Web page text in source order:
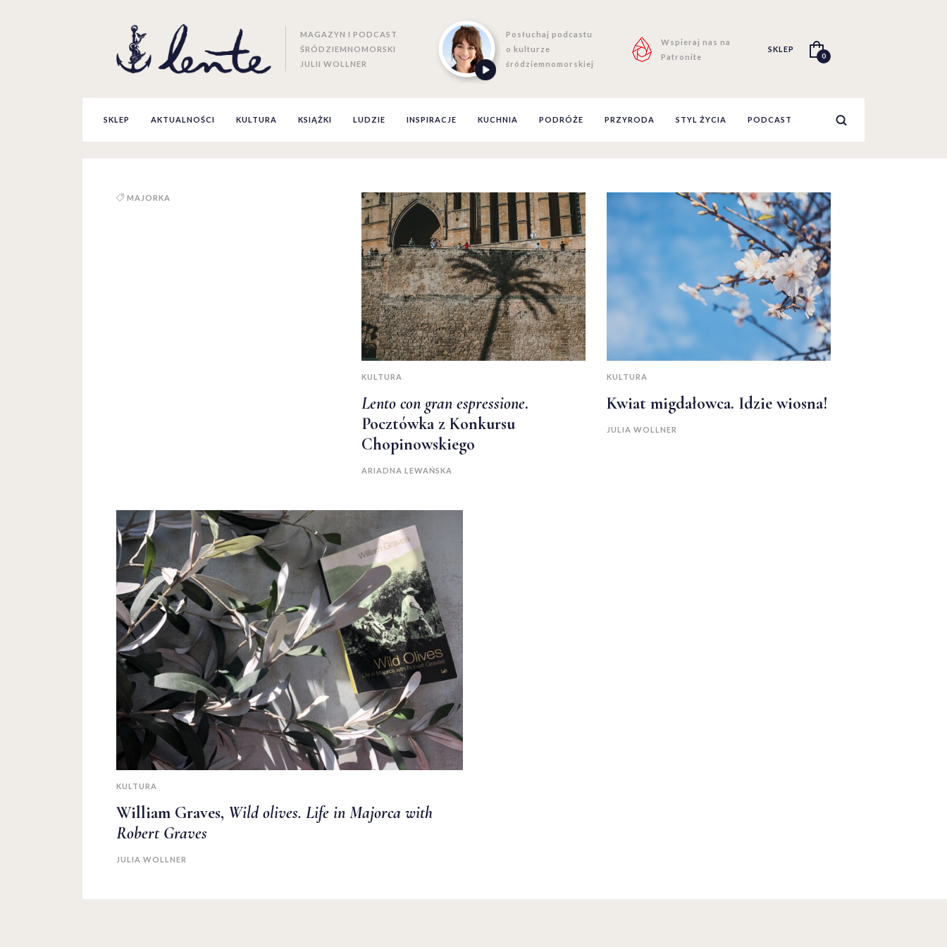
MAGAZYN I PODCAST
ŚRÓDZIEMNOMORSKI
JULII WOLLNER
Posłuchaj podcastu
o kulturze
śródziemnomorskiej
Wspieraj nas na
Patronite
SKLEP
0
SKLEP AKTUALNOŚCI KULTURA KSIĄŻKI LUDZIE INSPIRACJE KUCHNIA PODRÓŻE PRZYRODA STYL ŻYCIA PODCAST
MAJORKA
KULTURA
Lento con gran espressione.
Pocztówka z Konkursu
Chopinowskiego
ARIADNA LEWAŃSKA
KULTURA
Kwiat migdałowca. Idzie wiosna!
JULIA WOLLNER
KULTURA
William Graves, Wild olives. Life in Majorca with
Robert Graves
JULIA WOLLNER